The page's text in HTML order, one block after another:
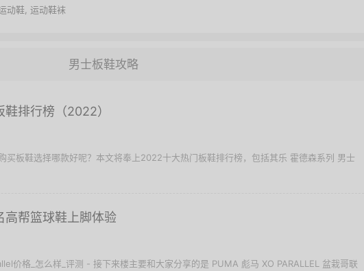
动鞋 运动鞋袜
男士板鞋攻略
鞋排行榜（2022）
买板鞋选择哪款好呢？本文将奉上2022十大热门板鞋排行榜，包括其乐 霍德森系列 男士
高帮篮球鞋上脚体验
价格_怎么样_评测 - 接下来楼主要和大家分享的是 PUMA 彪马 XO PARALLEL 盆栽哥联